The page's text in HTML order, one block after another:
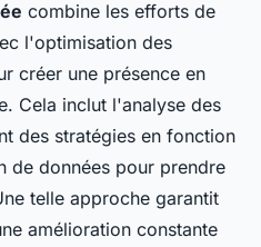
combine les efforts de
l'optimisation des
créer une présence en
Cela inclut l'analyse des
des stratégies en fonction
de données pour prendre
telle approche garantit
amélioration constante